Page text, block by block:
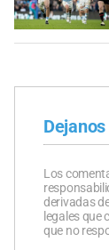
Los
derivadas
legales
que no